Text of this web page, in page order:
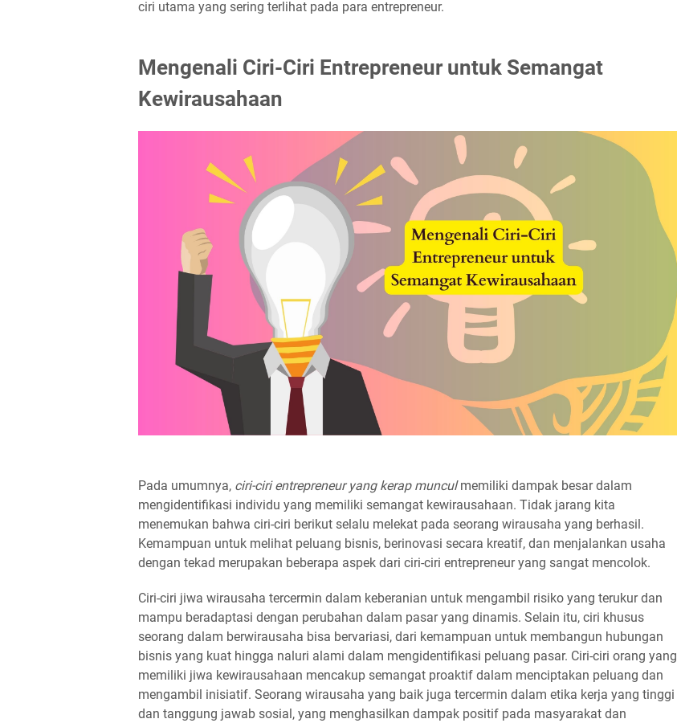
ciri utama yang sering terlihat pada para entrepreneur.
Mengenali Ciri-Ciri Entrepreneur untuk Semangat
Kewirausahaan
Pada umumnya, ciri-ciri entrepreneur yang kerap munculmemiliki dampak besar dalam
mengidentifikasi individu yang memiliki semangat kewirausahaan. Tidak jarang kita
menemukan bahwa ciri-ciri berikut selalu melekat pada seorang wirausaha yang berhasil.
Kemampuan untuk melihat peluang bisnis, berinovasi secara kreatif, dan menjalankan usaha
dengan tekad merupakan beberapa aspek dari ciri-ciri entrepreneur yang sangat mencolok.
Ciri-ciri jiwa wirausaha tercermin dalam keberanian untuk mengambil risiko yang terukur dan
mampu beradaptasi dengan perubahan dalam pasar yang dinamis. Selain itu, ciri khusus
seorang dalam berwirausaha bisa bervariasi, dari kemampuan untuk membangun hubungan
bisnis yang kuat hingga naluri alami dalam mengidentifikasi peluang pasar. Ciri-ciri orang yang
memiliki jiwa kewirausahaan mencakup semangat proaktif dalam menciptakan peluang dan
mengambil inisiatif. Seorang wirausaha yang baik juga tercermin dalam etika kerja yang tinggi
dan tanggung jawab sosial, yang menghasilkan dampak positif pada masyarakat dan